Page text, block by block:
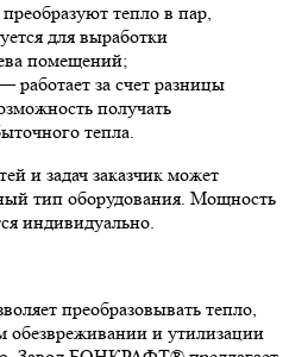
тепло в пар,
для выработки
помещений;
работает за счет разницы
получать
тепла.
и задач заказчик может
тип оборудования. Мощность
индивидуально.
преобразовывать тепло,
обезвреживании и утилизации